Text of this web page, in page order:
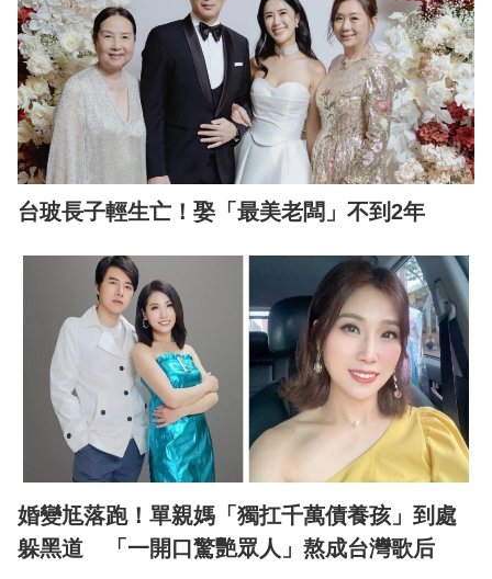
台玻長子輕生亡！娶「最美老闆」不到2年
婚變尪落跑！單親媽「獨扛千萬債養孩」到處
躲黑道 「一開口驚艷眾人」熬成台灣歌后